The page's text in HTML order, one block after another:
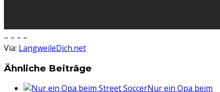
– – – –
Via: LangweileDich.net
Ähnliche Beiträge
Nur ein Opa beim